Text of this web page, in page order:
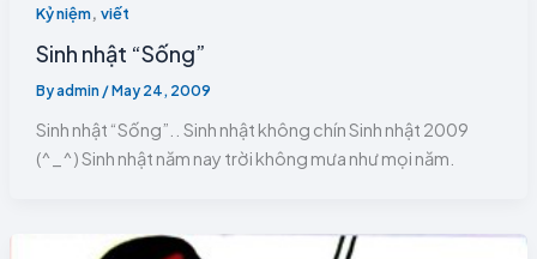
Kỷ niệm, viết
Sinh nhật “Sống”
Byadmin /May 24, 2009
Sinh nhật “Sống”.. Sinh nhật không chín Sinh nhật 2009
(^_^) Sinh nhật năm nay trời không mưa như mọi năm.